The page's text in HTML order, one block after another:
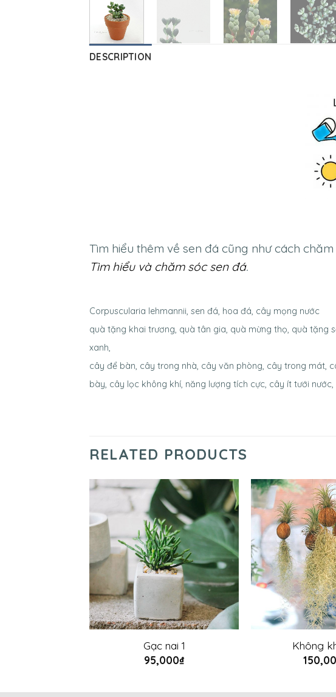
DESCRIPTION
Tìm hiểu thêm về sen đá cũng như cách
Tìm hiểu và chăm sóc sen đá.
Corpuscularia lehmannii, sen đá, hoa đá, cây mọng nước
quà tặng khai trương, quà tân gia, quà mừng thọ, quà tặng
xanh,
cây để bàn, cây trong nhà, cây văn phòng, cây trong mát,
bày, cây lọc không khí, năng lượng tích cực, cây ít tưới
RELATED PRODUCTS
Gạc nai 1
95,000₫
Không